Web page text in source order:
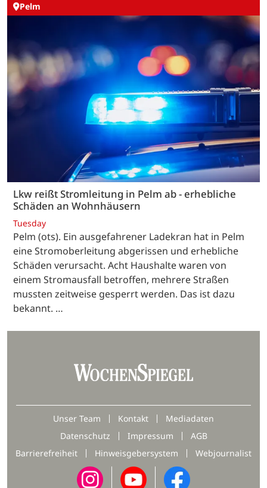
Pelm
Lkw reißt Stromleitung in Pelm ab - erhebliche
Schäden an Wohnhäusern
Tuesday
Pelm (ots). Ein ausgefahrener Ladekran hat in Pelm
eine Stromoberleitung abgerissen und erhebliche
Schäden verursacht. Acht Haushalte waren von
einem Stromausfall betroffen, mehrere Straßen
mussten zeitweise gesperrt werden. Das ist dazu
bekannt. …
Unser Team Kontakt
Mediadaten
Datenschutz
Impressum
AGB
Barrierefreiheit
Hinweisgebersystem Webjournalist